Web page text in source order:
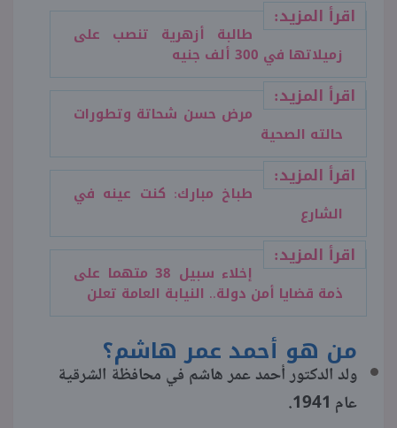
اقرأ المزيد:
طالبة أزهرية تنصب على
زميلاتها في 300 ألف جنيه
اقرأ المزيد:
مرض حسن شحاتة وتطورات
حالته الصحية
اقرأ المزيد:
طباخ مبارك: كنت عينه في
الشارع
اقرأ المزيد:
إخلاء سبيل 38 متهما على
ذمة قضايا أمن دولة.. النيابة العامة تعلن
من هو أحمد عمر هاشم؟
ولد الدكتور أحمد عمر هاشم في محافظة الشرقية
عام 1941.